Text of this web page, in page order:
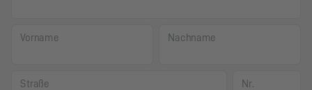
Vorname Nachname
Straße Nr.